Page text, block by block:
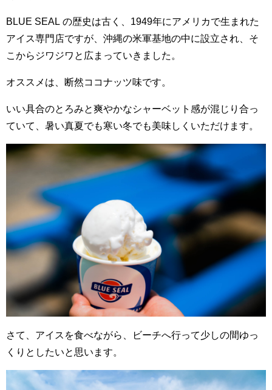
BLUE SEAL の歴史は古く、1949年にアメリカで生まれた
アイス専門店ですが、沖縄の米軍基地の中に設立され、そ
こからジワジワと広まっていきました。
オススメは、断然ココナッツ味です。
いい具合のとろみと爽やかなシャーベット感が混じり合っ
ていて、暑い真夏でも寒い冬でも美味しくいただけます。
さて、アイスを食べながら、ビーチへ行って少しの間ゆっ
くりとしたいと思います。